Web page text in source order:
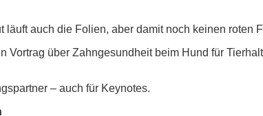
auch die Folien, aber damit noch keinen roten
Vortrag über Zahngesundheit beim Hund für
– auch für Keynotes.